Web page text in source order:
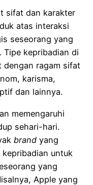
sifat dan karakter
atas interaksi
seseorang yang
Tipe kepribadian di
ragam sifat
karisma,
dan lainnya.
memengaruhi
sehari-hari.
brand yang
untuk
yang
Apple yang